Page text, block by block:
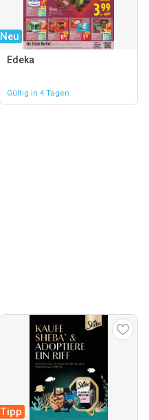
Neu
Edeka
Gültig in 4 Tagen
Tipp